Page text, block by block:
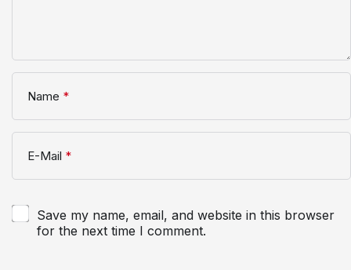
Name *
E-Mail *
Save my name, email, and website in this browser
for the next time I comment.